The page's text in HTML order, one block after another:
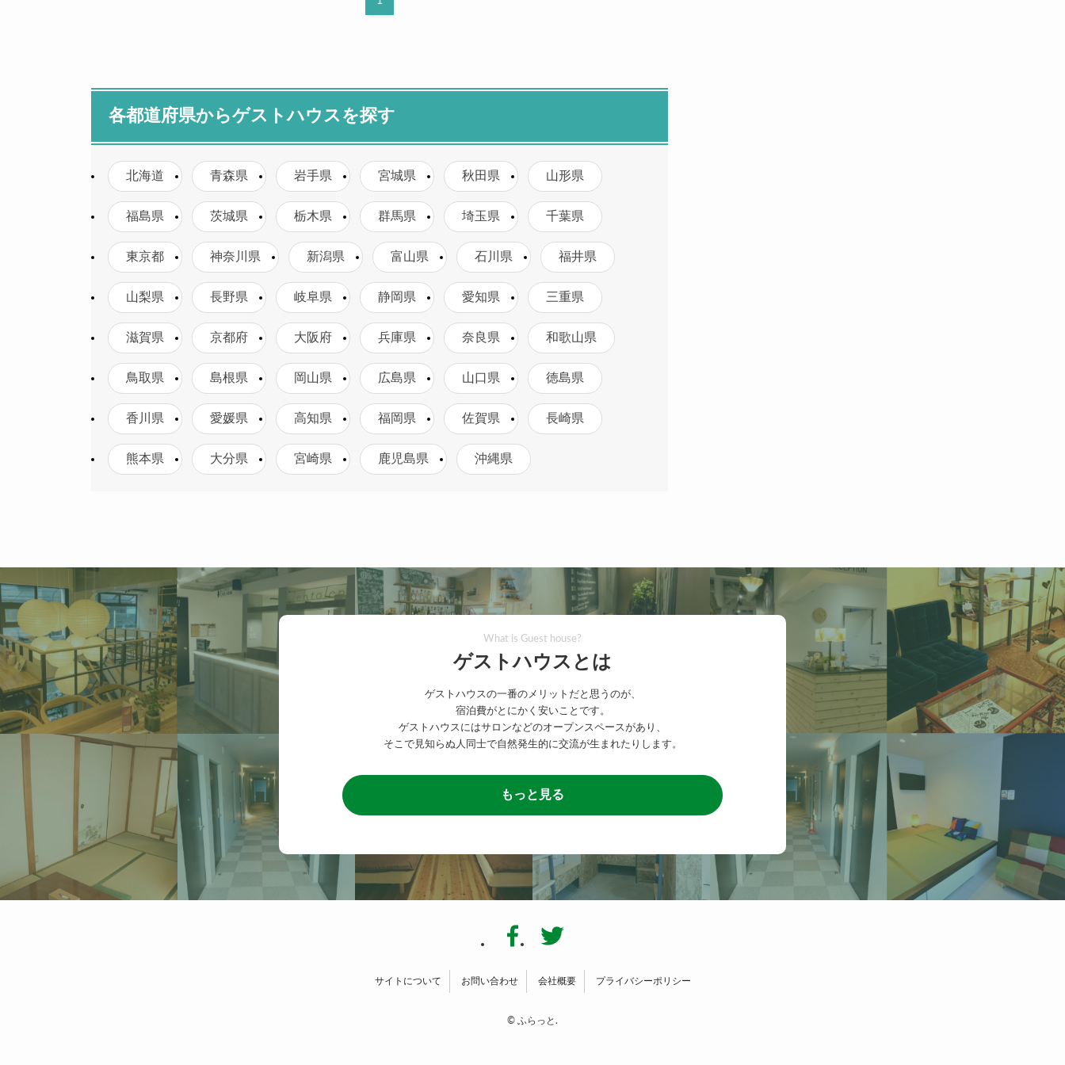
各都道府県からゲストハウスを探す
北海道 青森県 岩手県 宮城県 秋田県 山形県
福島県 茨城県 栃木県 群馬県 埼玉県 千葉県
東京都 神奈川県 新潟県 富山県 石川県 福井県
山梨県 長野県 岐阜県 静岡県 愛知県 三重県
滋賀県 京都府 大阪府 兵庫県 奈良県 和歌山県
鳥取県 島根県 岡山県 広島県 山口県 徳島県
香川県 愛媛県 高知県 福岡県 佐賀県 長崎県
熊本県 大分県 宮崎県 鹿児島県 沖縄県
What is Guest house?
ゲストハウスとは
ゲストハウスの一番のメリットだと思うのが、
宿泊費がとにかく安いことです。
ゲストハウスにはサロンなどのオープンスペースがあり、
そこで見知らぬ人同士で自然発生的に交流が生まれたりします。
もっと見る
サイトについて お問い合わせ 会社概要 プライバシーポリシー
© ふらっと.